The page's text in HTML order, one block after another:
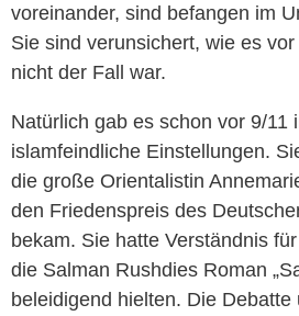
voreinander, sind befangen im
Sie sind verunsichert, wie es
nicht der Fall war.
Natürlich gab es schon vor 9/11
islamfeindliche Einstellungen.
die große Orientalistin
den Friedenspreis des
bekam. Sie hatte Verständnis
die Salman Rushdies Roman
beleidigend hielten. Die Debatte